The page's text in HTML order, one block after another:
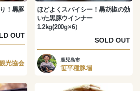
！黒豚
OUT
光協会
ほどよくスパイシー！黒胡椒の効
いた黒豚ウインナー
1.2kg(200g×6）
SOLD OUT
鹿児島市
笹平種豚場